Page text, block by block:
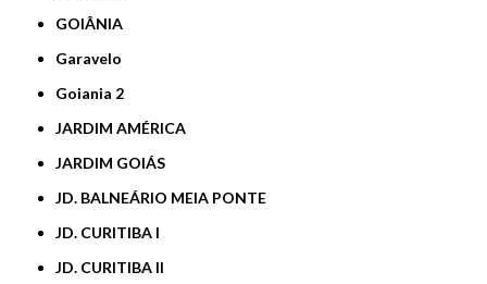
GOIÂNIA
Garavelo
Goiania 2
JARDIM AMÉRICA
JARDIM GOIÁS
JD. BALNEÁRIO MEIA PONTE
JD. CURITIBA I
JD. CURITIBA II